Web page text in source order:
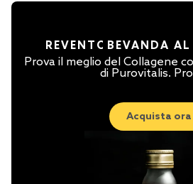
REVENTO BEVANDA
Prova il meglio del Collagene
di Purovitalis.
Acquista ora